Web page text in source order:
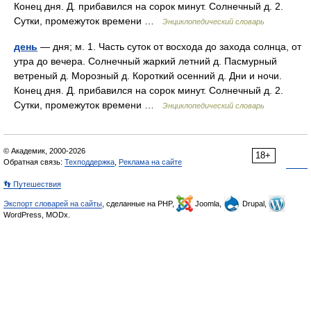
Конец дня. Д. прибавился на сорок минут. Солнечный д. 2.
Сутки, промежуток времени …
Энциклопедический словарь
день — дня; м. 1. Часть суток от восхода до захода солнца, от
утра до вечера. Солнечный жаркий летний д. Пасмурный
ветреный д. Морозный д. Короткий осенний д. Дни и ночи.
Конец дня. Д. прибавился на сорок минут. Солнечный д. 2.
Сутки, промежуток времени …
Энциклопедический словарь
18+
© Академик, 2000-2026
Обратная связь: Техподдержка Реклама на сайте
👣 Путешествия
Экспорт словарей на сайты , сделанные на PHP, Joomla,
Drupal,
WordPress, MODx.